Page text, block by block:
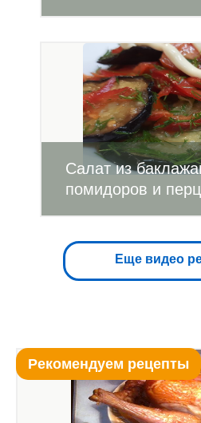
Салат из
помидоров и
Еще видео
Рекомендуем рецепты